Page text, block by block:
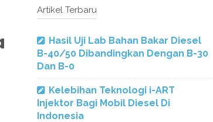
Artikel Terbaru
Hasil Uji Lab Bahan Bakar Diesel
B-40/50 Dibandingkan Dengan B-30
Dan B-0
Kelebihan Teknologi i-ART
Injektor Bagi Mobil Diesel Di
Indonesia